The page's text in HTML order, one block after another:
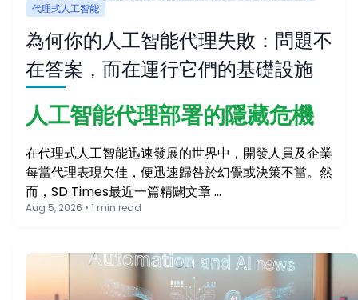
代理式人工智能
為何你的人工智能代理失敗：問題不
在答案，而在運行它們的基礎設施
人工智能代理部署的隱藏危機
在代理式人工智能迅速發展的世界中，開發人員及企業
每當代理表現欠佳，便迅速歸咎於幻覺或決策不當。然
而，SD Times最近一篇精闢文章 …
Aug 5, 2026 • 1 min read